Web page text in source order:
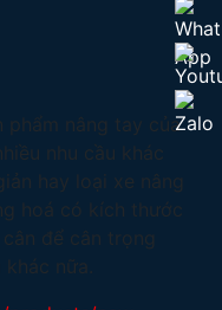
phẩm nâng tay của
nhu cầu khác
hay loại xe nâng
hoá có kích thước
để cân trọng
nữa.